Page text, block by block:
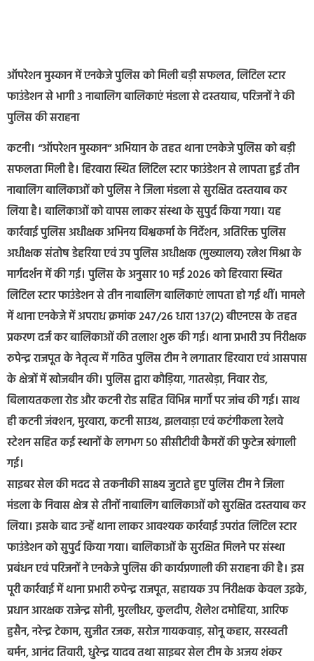
ऑपरेशन मुस्कान में एनकेजे पुलिस को मिली बड़ी सफलत, लिटिल स्टार
फाउंडेशन से भागी 3 नाबालिग बालिकाएं मंडला से दस्तयाब, परिजनों ने की
पुलिस की सराहना
कटनी। “ऑपरेशन मुस्कान” अभियान के तहत थाना एनकेजे पुलिस को बड़ी
सफलता मिली है। हिरवारा स्थित लिटिल स्टार फाउंडेशन से लापता हुई तीन
नाबालिग बालिकाओं को पुलिस ने जिला मंडला से सुरक्षित दस्तयाब कर
लिया है। बालिकाओं को वापस लाकर संस्था के सुपुर्द किया गया। यह
कार्रवाई पुलिस अधीक्षक अभिनय विश्वकर्मा के निर्देशन, अतिरिक्त पुलिस
अधीक्षक संतोष डेहरिया एवं उप पुलिस अधीक्षक (मुख्यालय) रत्नेश मिश्रा के
मार्गदर्शन में की गई। पुलिस के अनुसार 10 मई 2026 को हिरवारा स्थित
लिटिल स्टार फाउंडेशन से तीन नाबालिग बालिकाएं लापता हो गई थीं। मामले
में थाना एनकेजे में अपराध क्रमांक 247/26 धारा 137(2) बीएनएस के तहत
प्रकरण दर्ज कर बालिकाओं की तलाश शुरू की गई। थाना प्रभारी उप निरीक्षक
रुपेन्द्र राजपूत के नेतृत्व में गठित पुलिस टीम ने लगातार हिरवारा एवं आसपास
के क्षेत्रों में खोजबीन की। पुलिस द्वारा कौड़िया, गातखेड़ा, निवार रोड,
बिलायतकला रोड और कटनी रोड सहित विभिन्न मार्गों पर जांच की गई। साथ
ही कटनी जंक्शन, मुरवारा, कटनी साउथ, झलवाड़ा एवं कटंगीकला रेलवे
स्टेशन सहित कई स्थानों के लगभग 50 सीसीटीवी कैमरों की फुटेज खंगाली
गई।
साइबर सेल की मदद से तकनीकी साक्ष्य जुटाते हुए पुलिस टीम ने जिला
मंडला के निवास क्षेत्र से तीनों नाबालिग बालिकाओं को सुरक्षित दस्तयाब कर
लिया। इसके बाद उन्हें थाना लाकर आवश्यक कार्रवाई उपरांत लिटिल स्टार
फाउंडेशन को सुपुर्द किया गया। बालिकाओं के सुरक्षित मिलने पर संस्था
प्रबंधन एवं परिजनों ने एनकेजे पुलिस की कार्यप्रणाली की सराहना की है। इस
पूरी कार्रवाई में थाना प्रभारी रुपेन्द्र राजपूत, सहायक उप निरीक्षक केवल उइके,
प्रधान आरक्षक राजेन्द्र सोनी, मुरलीधर, कुलदीप, शैलेश दमोहिया, आरिफ
हुसैन, नरेन्द्र टेकाम, सुजीत रजक, सरोज गायकवाड़, सोनू कहार, सरस्वती
बर्मन, आनंद तिवारी, धुरेन्द्र यादव तथा साइबर सेल टीम के अजय शंकर